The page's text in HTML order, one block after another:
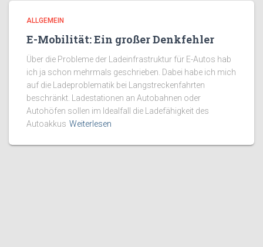
ALLGEMEIN
E-Mobilität: Ein großer Denkfehler
Über die Probleme der Ladeinfrastruktur für E-Autos hab
ich ja schon mehrmals geschrieben. Dabei habe ich mich
auf die Ladeproblematik bei Langstreckenfahrten
beschränkt. Ladestationen an Autobahnen oder
Autohöfen sollen im Idealfall die Ladefähigkeit des
Autoakkus Weiterlesen